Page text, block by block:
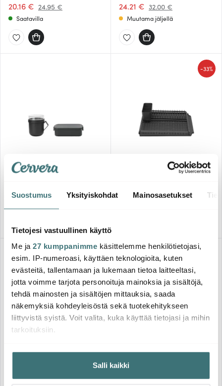
Suostumus Yksityiskohdat Mainosasetukset
Tietojesi vastuullinen käyttö
Me ja 27 kumppanimme käsittelemme henkilötietojasi,
esim. IP-numeroasi, käyttäen teknologioita, kuten
evästeitä, tallentamaan ja lukemaan tietoa laitteeltasi,
jotta voimme tarjota personoituja mainoksia ja sisältöjä,
tehdä mainosten ja sisältöjen mittauksia, saada
näkemyksiä kohdeyleisöstä sekä tuotekehitykseen
liittyvistä syistä. Voit valita, kuka käyttää tietojasi ja mihin
tarkoituksiin.
Jos sallit, haluamme myös tehdä seuraavia:
Kerätä tietoja maantieteellisestä sijainnistasi,
mahdollisesti muutaman metrin tarkkuudella
Salli kaikki
20.16 € 24.95 €
Saatavilla
24.21 € 32.00 €
Muutama jäljellä
Brabantia
Make & Take lounassetti 2
21.95 €
SinkSide astiankuivausteline
39.60 € 59.00 €
-33%
18.18 € 21.95 €
tummanharmaa